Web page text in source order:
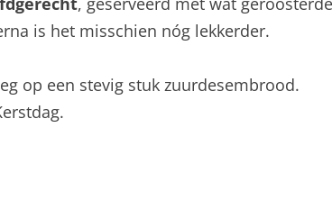
is het misschien nóg lekkerder.
op een stevig stuk zuurdesembrood.